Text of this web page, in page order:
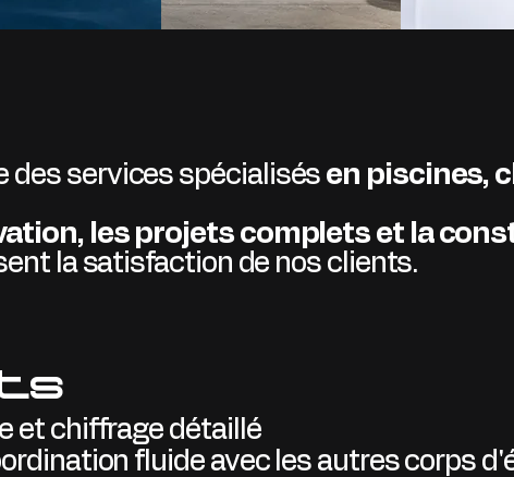
des services spécialisés en piscines,
les projets complets et la
la satisfaction de nos clients.
et chiffrage détaillé
fluide avec les autres corps